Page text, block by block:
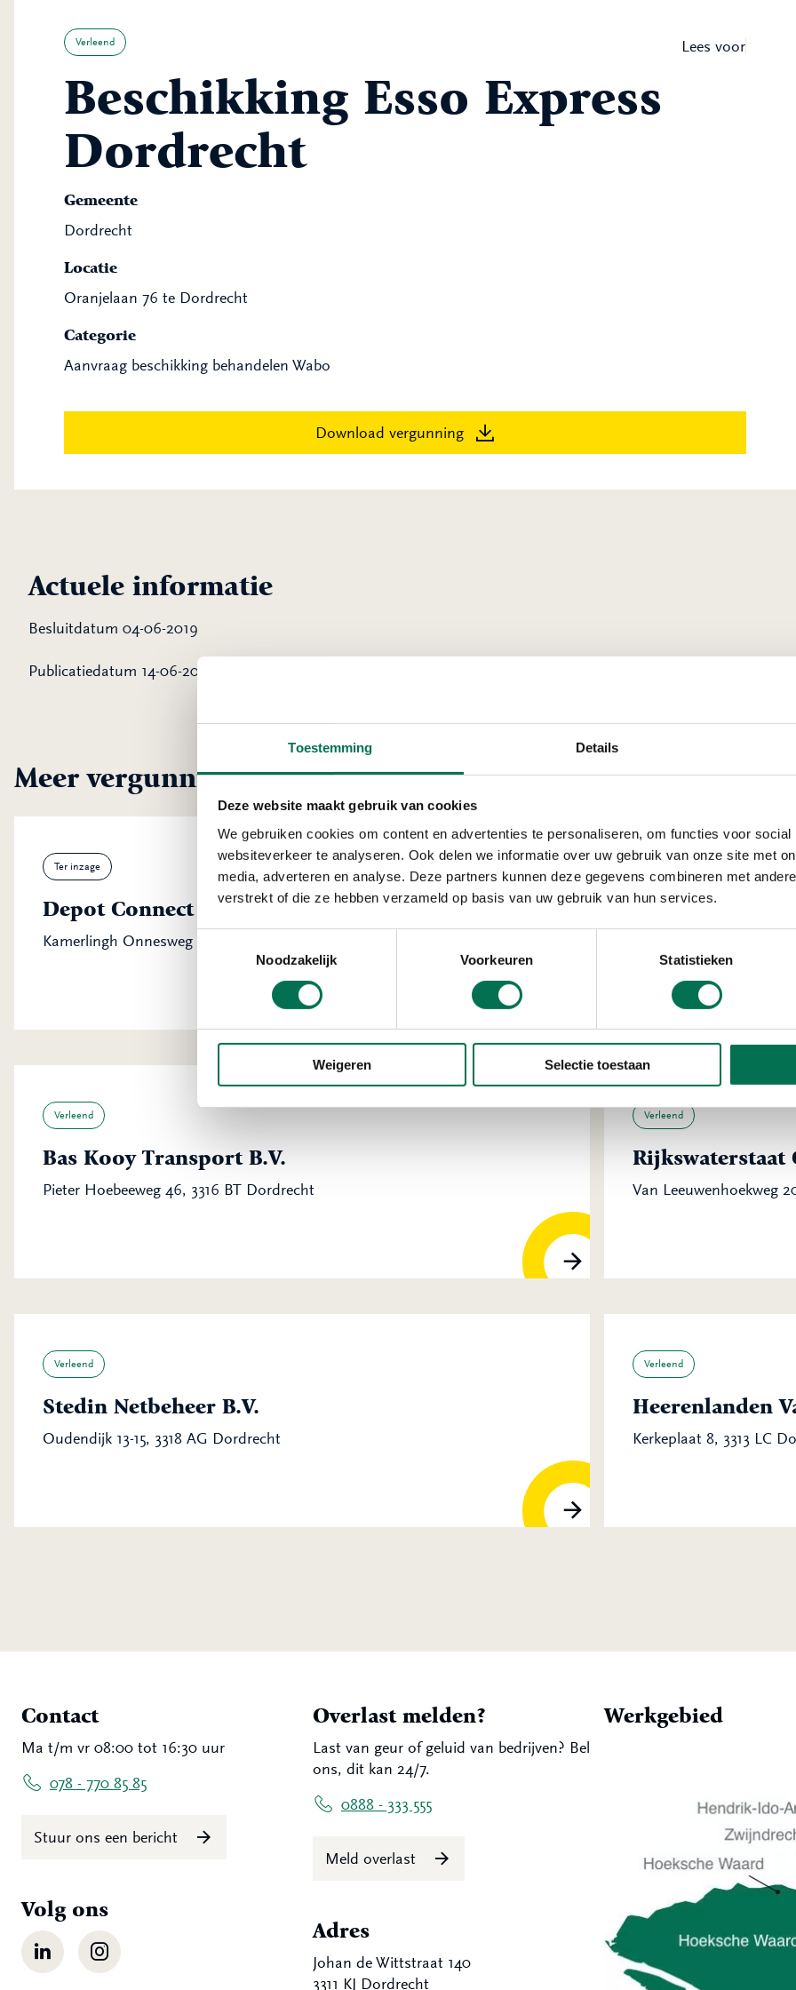
Toestemming Details
Deze website maakt gebruik van cookies
We gebruiken cookies om content en advertenties te personaliseren, om functies voor
websiteverkeer te analyseren. Ook delen we informatie over uw gebruik van onze site met
media, adverteren en analyse. Deze partners kunnen deze gegevens combineren met
verstrekt of die ze hebben verzameld op basis van uw gebruik van hun services.
Noodzakelijk
Voorkeuren Statistieken
Weigeren Selectie toestaan
Lees voor
Verleend
Beschikking Esso Express
Dordrecht
Gemeente
Dordrecht
Locatie
Oranjelaan 76 te Dordrecht
Categorie
Aanvraag beschikking behandelen Wabo
Download vergunning
Actuele informatie
Besluitdatum 04-06-2019
Publicatiedatum 14-06-2019
Meer vergunningen uit Dordrecht
Ter inzage
Depot Connect International B.V.
Kamerlingh Onnesweg 23, 3316 GK Dordrecht
Kroonint
Verleend
Bas Kooy Transport B.V.
Pieter Hoebeeweg 46, 3316 BT Dordrecht
Verleend
Rijkswaterstaat
Van Leeuwenhoekweg
Verleend
Stedin Netbeheer B.V.
Oudendijk 13-15, 3318 AG Dordrecht
Verleend
Heerenlanden
Kerkeplaat 8, 3313 LC
Contact
Ma t/m vr 08:00 tot 16:30 uur
078 - 770 85 85
Stuur ons een bericht
Volg ons
LinkedIn Instagram
Overlast melden?
Last van geur of geluid van bedrijven? Bel
ons, dit kan 24/7.
0888 - 333 555
Meld overlast
Adres
Johan de Wittstraat 140
3311 KJ Dordrecht
Werkgebied